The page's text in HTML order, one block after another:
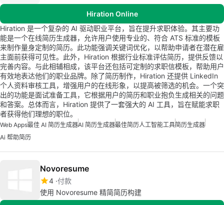
Hiration Online
Hiration 是一个复杂的 AI 驱动职业平台，旨在提升求职体验。其主要功
能是一个在线简历生成器，允许用户使用专业的、符合 ATS 标准的模板
来制作量身定制的简历。此功能强调关键词优化，以帮助申请者在潜在雇
主面前获得可见性。此外，Hiration 根据行业标准评估简历，提供反馈以
完善内容。与此相辅相成，该平台还包括可定制的求职信模板，帮助用户
有效地表达他们的职业品牌。除了简历制作，Hiration 还提供 LinkedIn
个人资料审核工具，增强用户的在线形象，以提高被筛选的机会。一个突
出的功能是面试准备工具，它根据用户的简历和职业抱负生成相关的问题
和答案。总体而言，Hiration 提供了一套强大的 AI 工具，旨在赋能求职
者获得他们理想的职位。
Web Apps最佳 AI 简历生成器AI 简历生成器最佳简历人工智能工具简历生成器
Ai 帮助简历
Novoresume
4 付款
使用 Novoresume 精简简历构建